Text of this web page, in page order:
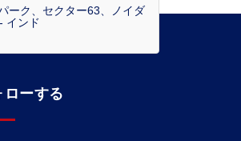
ーク、セクター63、ノイダ
インド
ローする